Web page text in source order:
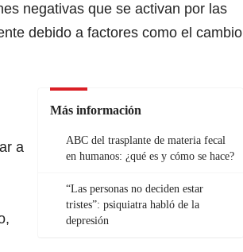
negativas que se activan por las
debido a factores como el cambio
Más información
ABC del trasplante de materia fecal
en humanos: ¿qué es y cómo se hace?
“Las personas no deciden estar
tristes”: psiquiatra habló de la
depresión
a